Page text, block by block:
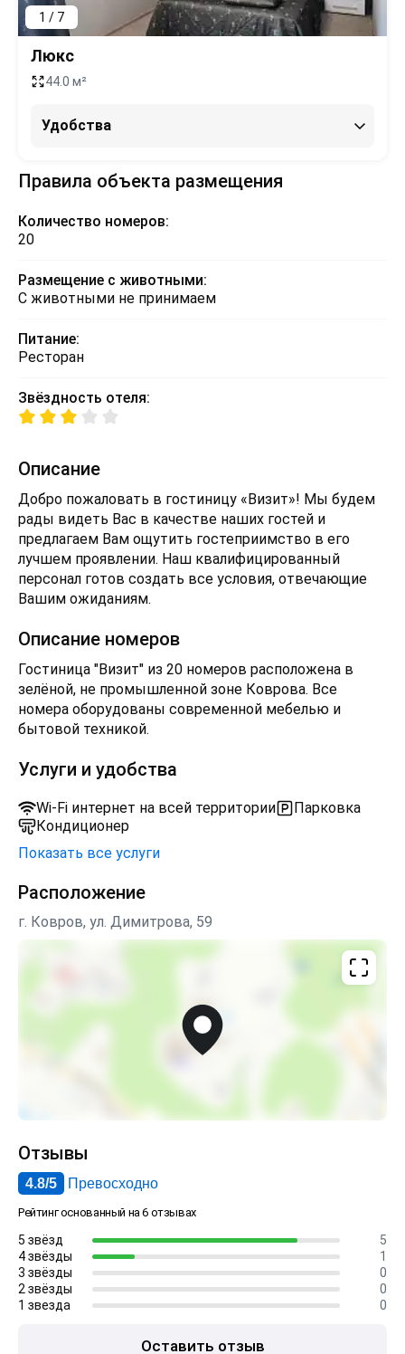
1 / 7
Люкс
44.0 м²
Удобства
Правила объекта размещения
Количество номеров:
20
Размещение с животными:
С животными не принимаем
Питание:
Ресторан
Звёздность отеля:
Описание
Добро пожаловать в гостиницу «Визит»! Мы будем
рады видеть Вас в качестве наших гостей и
предлагаем Вам ощутить гостеприимство в его
лучшем проявлении. Наш квалифицированный
персонал готов создать все условия, отвечающие
Вашим ожиданиям.
Описание номеров
Гостиница "Визит" из 20 номеров расположена в
зелёной, не промышленной зоне Коврова. Все
номера оборудованы современной мебелью и
бытовой техникой.
Услуги и удобства
Wi-Fi интернет на всей территории
Парковка
Кондиционер
Показать все услуги
Расположение
г. Ковров, ул. Димитрова, 59
Отзывы
4.8/5 Превосходно
Рейтинг основанный на 6 отзывах
5 звёзд
5
4 звёзды
1
3 звёзды
0
2 звёзды
0
1 звезда
0
Оставить отзыв